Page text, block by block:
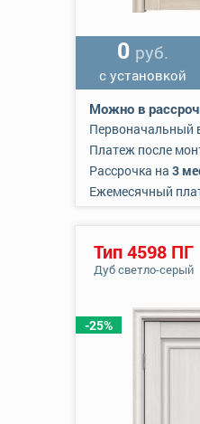
0 руб.
с установкой
Можно в
Первоначальный
Платеж после
Рассрочка на 3
Ежемесячный
-25%
Тип 4598 ПГ
Дуб светло-серый